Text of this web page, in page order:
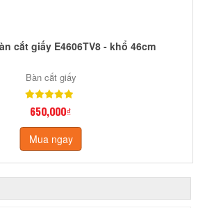
cắt giấy E4606TV8 - khổ 46cm
Bàn cắt giấy
650,000₫
Mua ngay